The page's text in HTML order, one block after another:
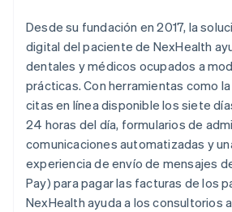
Desde su fundación en 2017, la
digital del paciente de NexHealth
dentales y médicos ocupados a
prácticas. Con herramientas como
citas en línea disponible los siete
24 horas del día, formularios de
comunicaciones automatizadas y
experiencia de envío de mensajes
Pay) para pagar las facturas de los
NexHealth ayuda a los consultorios